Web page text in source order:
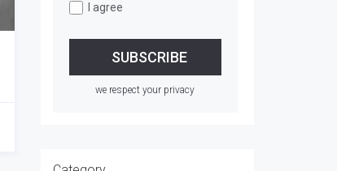
I agree
we respect your privacy